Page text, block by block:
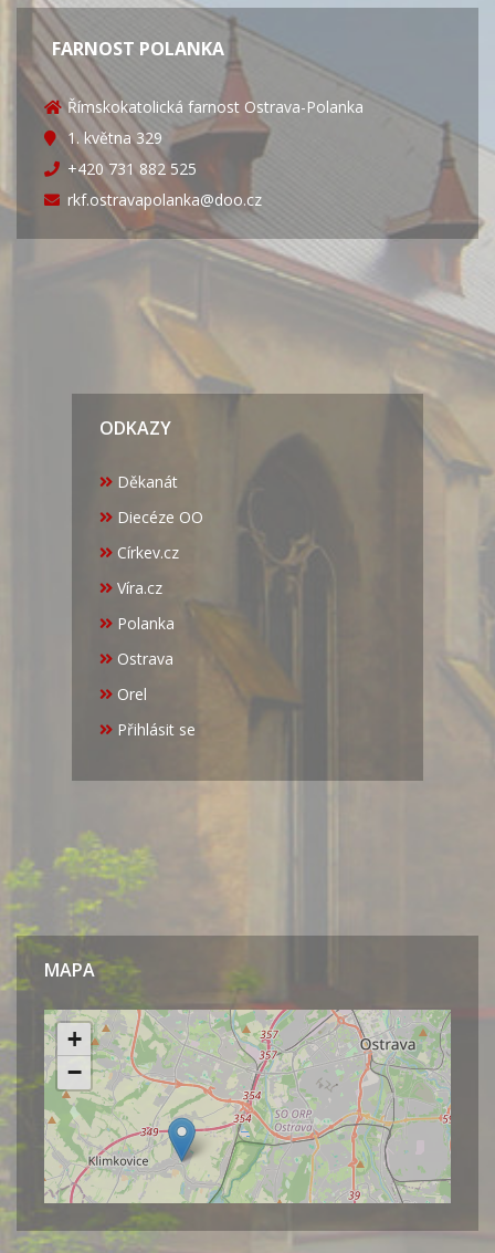
FARNOST POLANKA
Římskokatolická farnost Ostrava-Polanka
1. května 329
+420 731 882 525
rkf.ostravapolanka@doo.cz
ODKAZY
Děkanát
Diecéze OO
Církev.cz
Víra.cz
Polanka
Ostrava
Orel
Přihlásit se
MAPA
+
−
| ©